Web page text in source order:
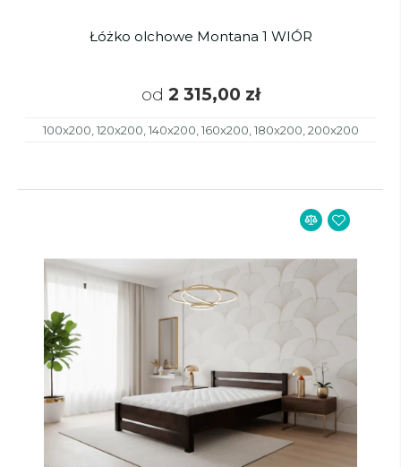
Łóżko olchowe Montana 1 WIÓR
od 2 315,00 zł
100x200, 120x200, 140x200, 160x200, 180x200, 200x200